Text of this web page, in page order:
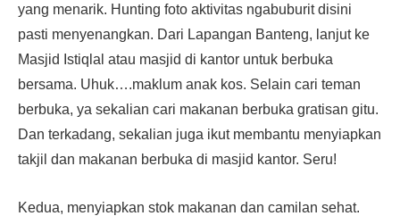
yang menarik. Hunting foto aktivitas ngabuburit disini
pasti menyenangkan. Dari Lapangan Banteng, lanjut ke
Masjid Istiqlal atau masjid di kantor untuk berbuka
bersama. Uhuk….maklum anak kos. Selain cari teman
berbuka, ya sekalian cari makanan berbuka gratisan gitu.
Dan terkadang, sekalian juga ikut membantu menyiapkan
takjil dan makanan berbuka di masjid kantor. Seru!
Kedua, menyiapkan stok makanan dan camilan sehat.